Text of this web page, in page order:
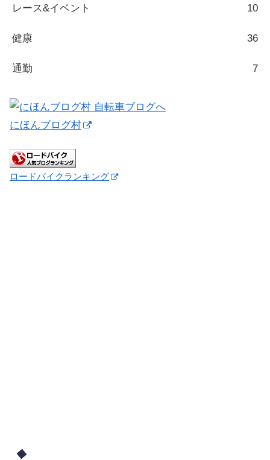
レース&イベント 10
健康 36
通勤 7
にほんブログ村
ロードバイクランキング